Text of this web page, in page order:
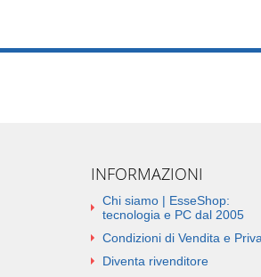
INFORMAZIONI
Chi siamo | EsseShop:
tecnologia e PC dal 2005
Condizioni di Vendita e
Diventa rivenditore